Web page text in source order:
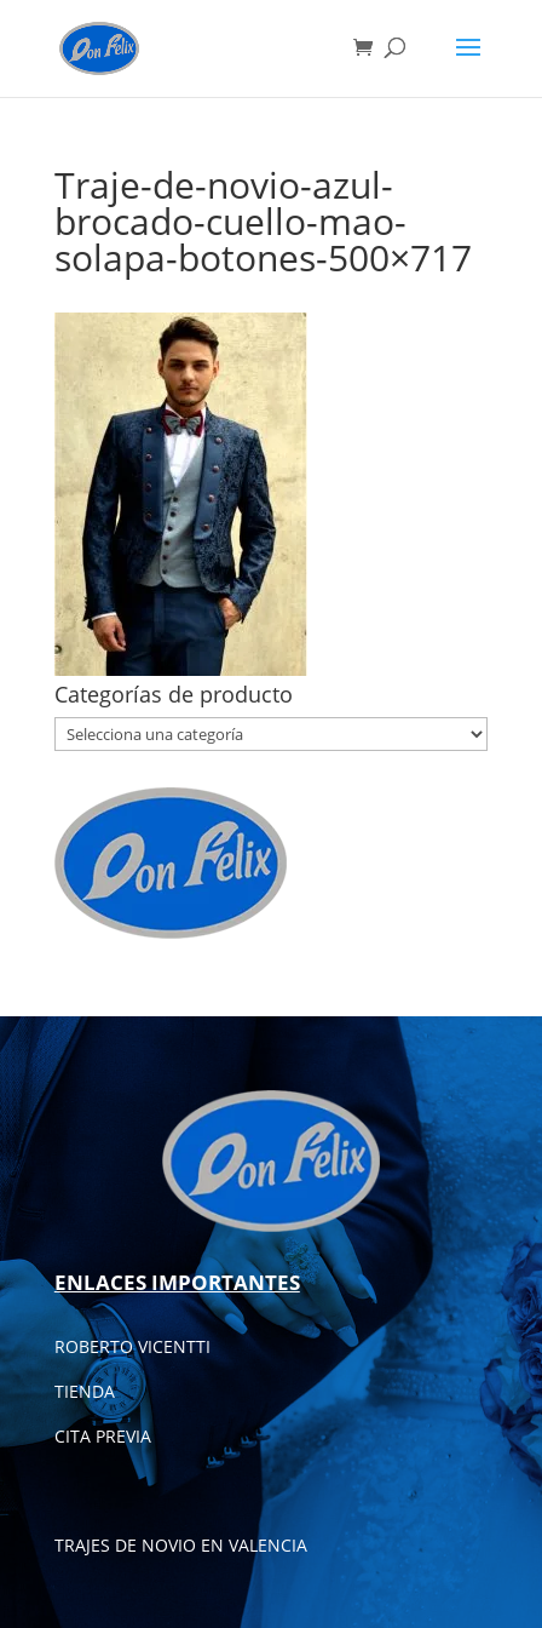
Traje-de-novio-azul-
brocado-cuello-mao-
solapa-botones-500×717
Categorías de producto
ENLACES IMPORTANTES
ROBERTO VICENTTI
TIENDA
CITA PREVIA
TRAJES DE NOVIO EN VALENCIA